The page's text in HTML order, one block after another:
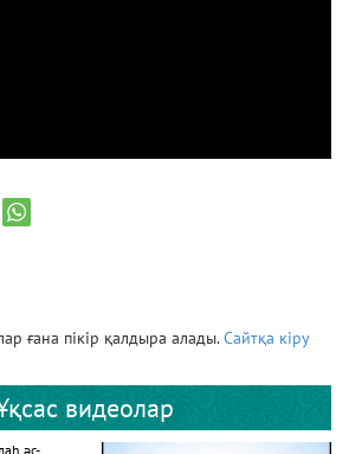
ғана пікір қалдыра алады.Сайтқа кіру
видеолар
әс-